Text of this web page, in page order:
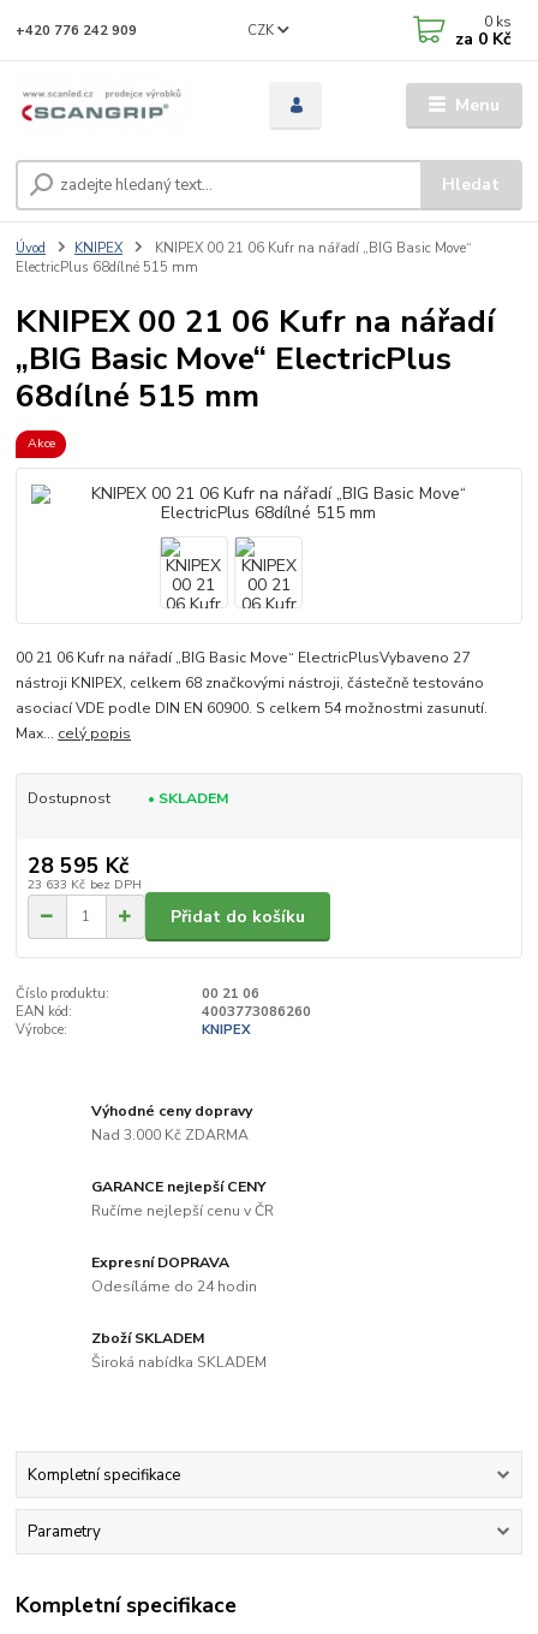
Menu
CZK
Hledat
+420 776 242 909 0 ks
za 0 Kč
Úvod KNIPEX
KNIPEX 00 21 06 Kufr na nářadí „BIG Basic Move“
ElectricPlus 68dílné 515 mm
KNIPEX 00 21 06 Kufr na nářadí
„BIG Basic Move“ ElectricPlus
68dílné 515 mm
Akce
00 21 06 Kufr na nářadí „BIG Basic Move“ ElectricPlusVybaveno 27
nástroji KNIPEX, celkem 68 značkovými nástroji, částečně testováno
asociací VDE podle DIN EN 60900. S celkem 54 možnostmi zasunutí.
Max... celý popis
Dostupnost • SKLADEM
28 595 Kč
23 633 Kč bez DPH
Přidat do košíku
Číslo produktu:
00 21 06
EAN kód:
4003773086260
Výrobce:
KNIPEX
Výhodné ceny dopravy
Nad 3.000 Kč ZDARMA
GARANCE nejlepší CENY
Ručíme nejlepší cenu v ČR
Expresní DOPRAVA
Odesíláme do 24 hodin
Zboží SKLADEM
Široká nabídka SKLADEM
Kompletní specifikace
Parametry
Kompletní specifikace